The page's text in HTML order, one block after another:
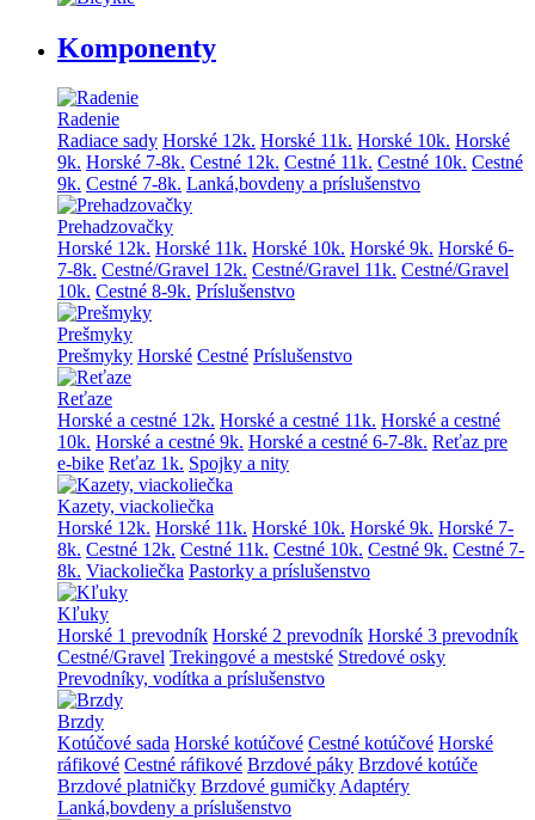
Komponenty
Radenie
Radiace sady Horské 12k. Horské 11k. Horské 10k. Horské
9k. Horské 7-8k. Cestné 12k. Cestné 11k. Cestné 10k. Cestné
9k. Cestné 7-8k. Lanká,bovdeny a príslušenstvo
Prehadzovačky
Horské 12k. Horské 11k. Horské 10k. Horské 9k. Horské 6-
7-8k. Cestné/Gravel 12k. Cestné/Gravel 11k. Cestné/Gravel
10k. Cestné 8-9k. Príslušenstvo
Prešmyky
Prešmyky Horské Cestné Príslušenstvo
Reťaze
Horské a cestné 12k. Horské a cestné 11k. Horské a cestné
10k. Horské a cestné 9k. Horské a cestné 6-7-8k. Reťaz pre
e-bike Reťaz 1k. Spojky a nity
Kazety, viackoliečka
Horské 12k. Horské 11k. Horské 10k. Horské 9k. Horské 7-
8k. Cestné 12k. Cestné 11k. Cestné 10k. Cestné 9k. Cestné 7-
8k. Viackoliečka Pastorky a príslušenstvo
Kľuky
Horské 1 prevodník Horské 2 prevodník Horské 3 prevodník
Cestné/Gravel Trekingové a mestské Stredové osky
Prevodníky, vodítka a príslušenstvo
Brzdy
Kotúčové sada Horské kotúčové Cestné kotúčové Horské
ráfikové Cestné ráfikové Brzdové páky Brzdové kotúče
Brzdové platničky Brzdové gumičkyAdaptéry
Lanká,bovdeny a príslušenstvo